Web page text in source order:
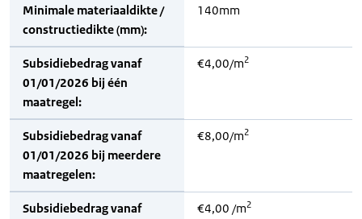
Minimale materiaaldikte /
constructiedikte (mm):
140mm
Subsidiebedrag vanaf
01/01/2026 bij één
maatregel:
€4,00/m2
Subsidiebedrag vanaf
01/01/2026 bij meerdere
maatregelen:
€8,00/m2
Subsidiebedrag vanaf
€4,00 /m2